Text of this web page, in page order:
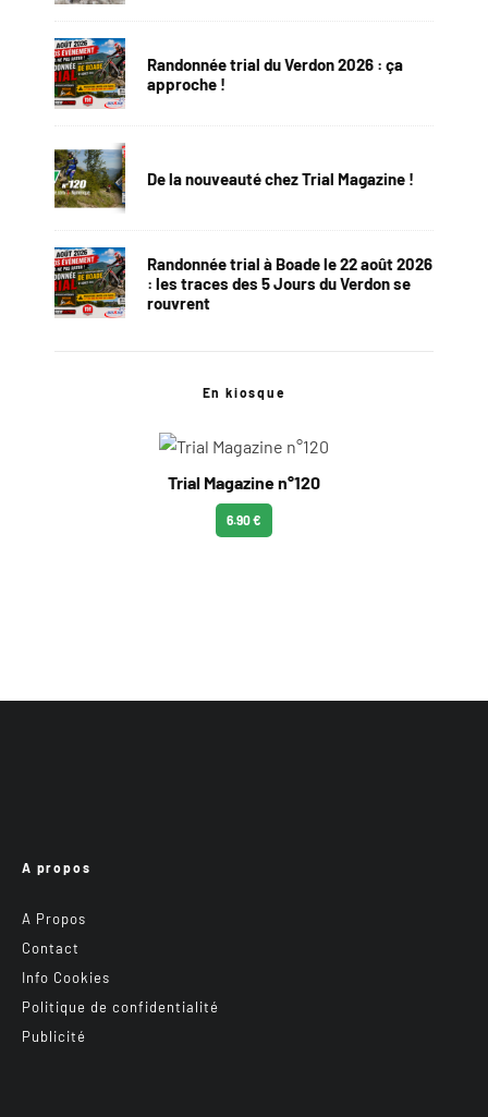
Randonnée trial du Verdon 2026 : ça
approche !
De la nouveauté chez Trial Magazine !
Randonnée trial à Boade le 22 août 2026
: les traces des 5 Jours du Verdon se
rouvrent
En kiosque
Trial Magazine n°120
6.90 €
A propos
A Propos
Contact
Info Cookies
Politique de confidentialité
Publicité